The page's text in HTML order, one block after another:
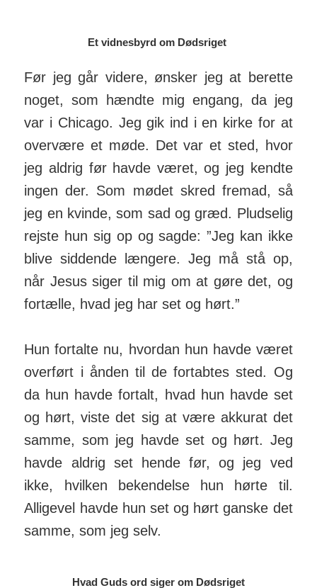
Et vidnesbyrd om Dødsriget
Før jeg går videre, ønsker jeg at berette
noget, som hændte mig engang, da jeg
var i Chicago. Jeg gik ind i en kirke for at
overvære et møde. Det var et sted, hvor
jeg aldrig før havde været, og jeg kendte
ingen der. Som mødet skred fremad, så
jeg en kvinde, som sad og græd. Pludselig
rejste hun sig op og sagde: ”Jeg kan ikke
blive siddende længere. Jeg må stå op,
når Jesus siger til mig om at gøre det, og
fortælle, hvad jeg har set og hørt.”
Hun fortalte nu, hvordan hun havde været
overført i ånden til de fortabtes sted. Og
da hun havde fortalt, hvad hun havde set
og hørt, viste det sig at være akkurat det
samme, som jeg havde set og hørt. Jeg
havde aldrig set hende før, og jeg ved
ikke, hvilken bekendelse hun hørte til.
Alligevel havde hun set og hørt ganske det
samme, som jeg selv.
Hvad Guds ord siger om Dødsriget